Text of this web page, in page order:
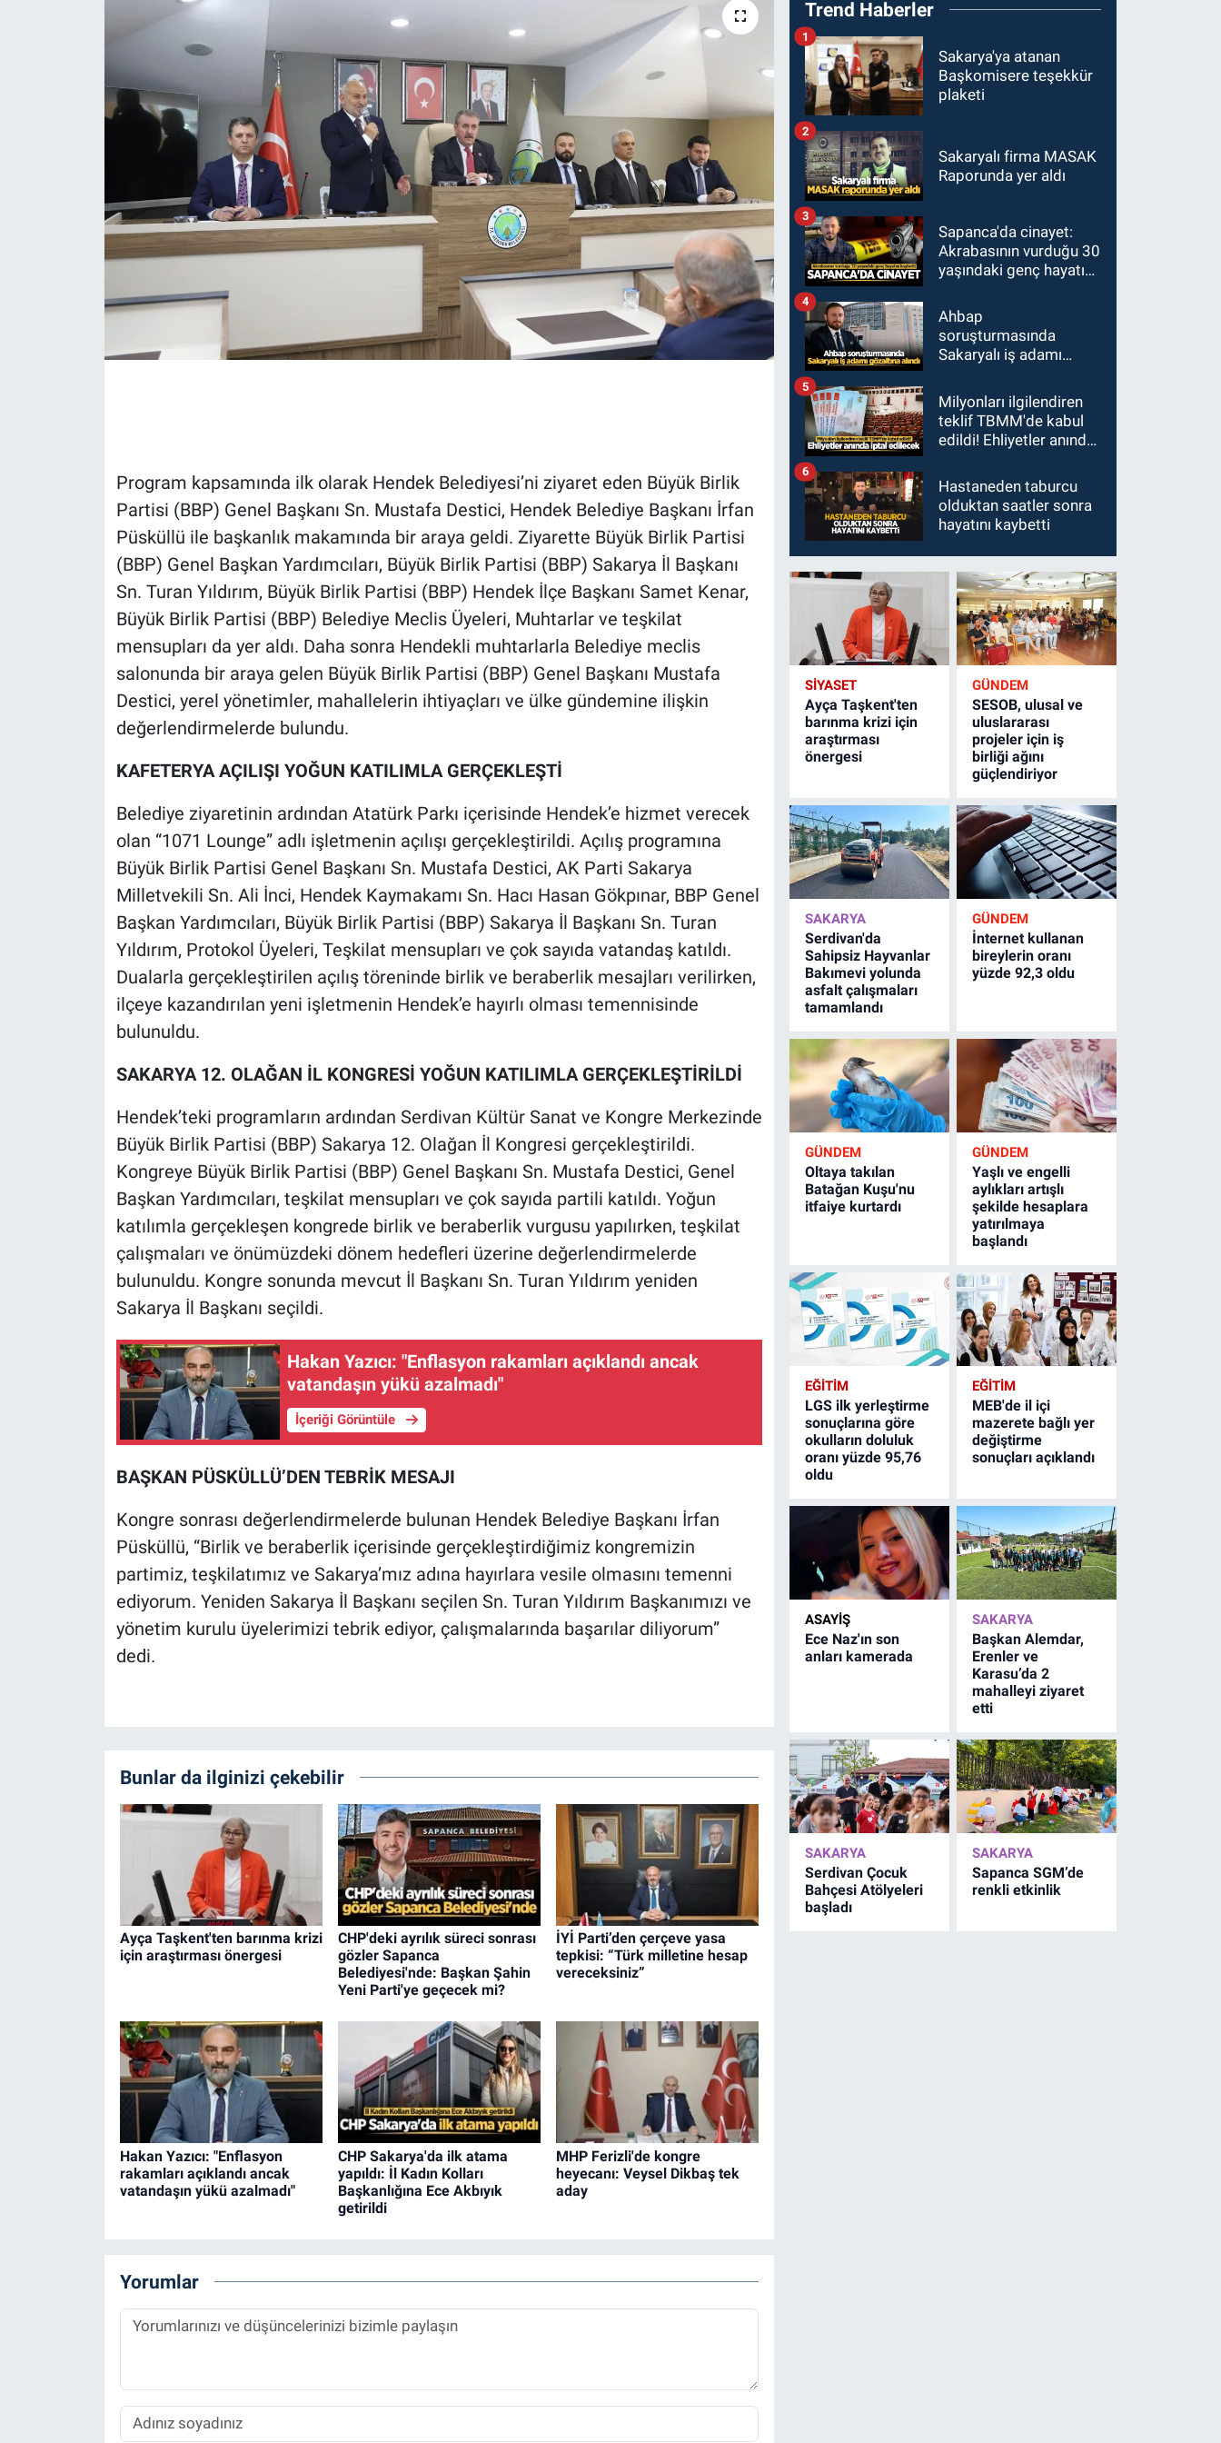
Program kapsamında ilk olarak Hendek Belediyesi’ni ziyaret eden Büyük Birlik
Partisi (BBP) Genel Başkanı Sn. Mustafa Destici, Hendek Belediye Başkanı İrfan
Püsküllü ile başkanlık makamında bir araya geldi. Ziyarette Büyük Birlik Partisi
(BBP) Genel Başkan Yardımcıları, Büyük Birlik Partisi (BBP) Sakarya İl Başkanı
Sn. Turan Yıldırım, Büyük Birlik Partisi (BBP) Hendek İlçe Başkanı Samet Kenar,
Büyük Birlik Partisi (BBP) Belediye Meclis Üyeleri, Muhtarlar ve teşkilat
mensupları da yer aldı. Daha sonra Hendekli muhtarlarla Belediye meclis
salonunda bir araya gelen Büyük Birlik Partisi (BBP) Genel Başkanı Mustafa
Destici, yerel yönetimler, mahallelerin ihtiyaçları ve ülke gündemine ilişkin
değerlendirmelerde bulundu.
KAFETERYA AÇILIŞI YOĞUN KATILIMLA GERÇEKLEŞTİ
Belediye ziyaretinin ardından Atatürk Parkı içerisinde Hendek’e hizmet verecek
olan “1071 Lounge” adlı işletmenin açılışı gerçekleştirildi. Açılış programına
Büyük Birlik Partisi Genel Başkanı Sn. Mustafa Destici, AK Parti Sakarya
Milletvekili Sn. Ali İnci, Hendek Kaymakamı Sn. Hacı Hasan Gökpınar, BBP Genel
Başkan Yardımcıları, Büyük Birlik Partisi (BBP) Sakarya İl Başkanı Sn. Turan
Yıldırım, Protokol Üyeleri, Teşkilat mensupları ve çok sayıda vatandaş katıldı.
Dualarla gerçekleştirilen açılış töreninde birlik ve beraberlik mesajları verilirken,
ilçeye kazandırılan yeni işletmenin Hendek’e hayırlı olması temennisinde
bulunuldu.
SAKARYA 12. OLAĞAN İL KONGRESİ YOĞUN KATILIMLA GERÇEKLEŞTİRİLDİ
Hendek’teki programların ardından Serdivan Kültür Sanat ve Kongre Merkezinde
Büyük Birlik Partisi (BBP) Sakarya 12. Olağan İl Kongresi gerçekleştirildi.
Kongreye Büyük Birlik Partisi (BBP) Genel Başkanı Sn. Mustafa Destici, Genel
Başkan Yardımcıları, teşkilat mensupları ve çok sayıda partili katıldı. Yoğun
katılımla gerçekleşen kongrede birlik ve beraberlik vurgusu yapılırken, teşkilat
çalışmaları ve önümüzdeki dönem hedefleri üzerine değerlendirmelerde
bulunuldu. Kongre sonunda mevcut İl Başkanı Sn. Turan Yıldırım yeniden
Sakarya İl Başkanı seçildi.
Hakan Yazıcı: "Enflasyon rakamları açıklandı ancak
vatandaşın yükü azalmadı"
İçeriği Görüntüle
BAŞKAN PÜSKÜLLÜ’DEN TEBRİK MESAJI
Kongre sonrası değerlendirmelerde bulunan Hendek Belediye Başkanı İrfan
Püsküllü, “Birlik ve beraberlik içerisinde gerçekleştirdiğimiz kongremizin
partimiz, teşkilatımız ve Sakarya’mız adına hayırlara vesile olmasını temenni
ediyorum. Yeniden Sakarya İl Başkanı seçilen Sn. Turan Yıldırım Başkanımızı ve
yönetim kurulu üyelerimizi tebrik ediyor, çalışmalarında başarılar diliyorum”
dedi.
Bunlar da ilginizi çekebilir
Ayça Taşkent'ten barınma krizi
için araştırması önergesi
CHP'deki ayrılık süreci sonrası
gözler Sapanca
Belediyesi'nde: Başkan Şahin
Yeni Parti'ye geçecek mi?
İYİ Parti’den çerçeve yasa
tepkisi: “Türk milletine hesap
vereceksiniz”
Hakan Yazıcı: "Enflasyon
rakamları açıklandı ancak
vatandaşın yükü azalmadı"
CHP Sakarya'da ilk atama
yapıldı: İl Kadın Kolları
Başkanlığına Ece Akbıyık
getirildi
MHP Ferizli'de kongre
heyecanı: Veysel Dikbaş tek
aday
Yorumlar
Trend Haberler
Sakarya'ya atanan
Başkomisere teşekkür
plaketi
1
Sakaryalı firma MASAK
Raporunda yer aldı
2
Sapanca'da cinayet:
Akrabasının vurduğu 30
yaşındaki genç hayatını
3
Ahbap
soruşturmasında
Sakaryalı iş adamı
4
Milyonları ilgilendiren
teklif TBMM'de kabul
edildi! Ehliyetler anında
5
Hastaneden taburcu
olduktan saatler sonra
hayatını kaybetti
6
SİYASET
Ayça Taşkent'ten
barınma krizi için
araştırması
önergesi
GÜNDEM
SESOB, ulusal ve
uluslararası
projeler için iş
birliği ağını
güçlendiriyor
SAKARYA
Serdivan'da
Sahipsiz Hayvanlar
Bakımevi yolunda
asfalt çalışmaları
tamamlandı
GÜNDEM
İnternet kullanan
bireylerin oranı
yüzde 92,3 oldu
GÜNDEM
Oltaya takılan
Batağan Kuşu'nu
itfaiye kurtardı
GÜNDEM
Yaşlı ve engelli
aylıkları artışlı
şekilde hesaplara
yatırılmaya
başlandı
EĞİTİM
LGS ilk yerleştirme
sonuçlarına göre
okulların doluluk
oranı yüzde 95,76
oldu
EĞİTİM
MEB'de il içi
mazerete bağlı yer
değiştirme
sonuçları açıklandı
ASAYİŞ
Ece Naz'ın son
anları kamerada
SAKARYA
Başkan Alemdar,
Erenler ve
Karasu’da 2
mahalleyi ziyaret
etti
SAKARYA
Serdivan Çocuk
Bahçesi Atölyeleri
başladı
SAKARYA
Sapanca SGM’de
renkli etkinlik